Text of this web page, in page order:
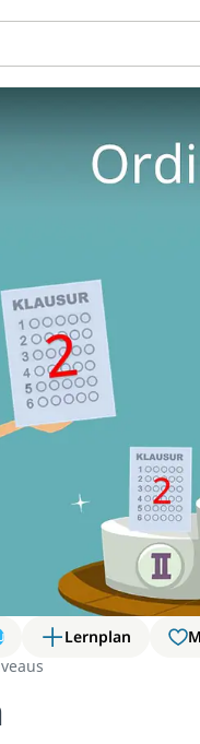
Lernplan